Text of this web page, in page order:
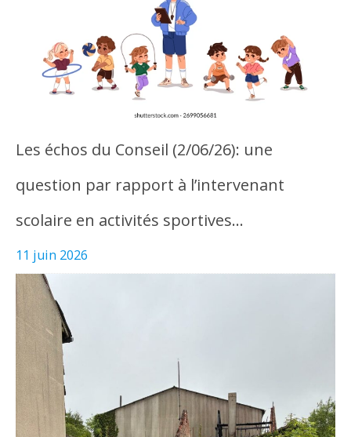
Les échos du Conseil (2/06/26): une
question par rapport à l’intervenant
scolaire en activités sportives…
11 juin 2026